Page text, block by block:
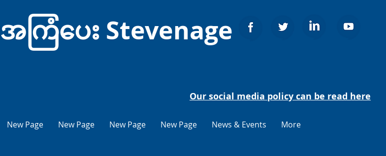
ကြံပေး Stevenage
Our social media policy can be read here
New Page New Page New Page New Page News & Events More